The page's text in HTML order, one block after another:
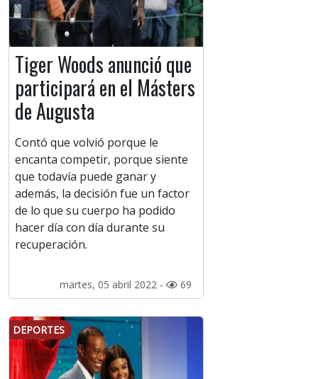
Tiger Woods anunció que
participará en el Másters
de Augusta
Contó que volvió porque le
encanta competir, porque siente
que todavía puede ganar y
además, la decisión fue un factor
de lo que su cuerpo ha podido
hacer día con día durante su
recuperación.
martes, 05 abril 2022 - 69
DEPORTES